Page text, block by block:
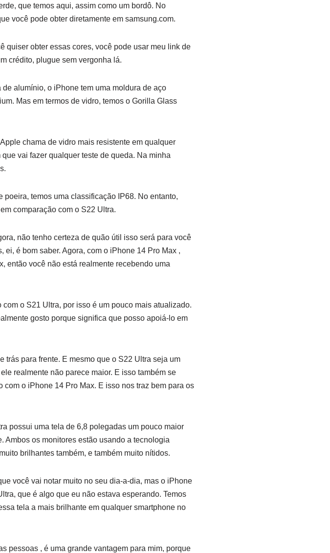
que temos aqui, assim como um bordô. No
você pode obter diretamente em samsung.com.
quiser obter essas cores, você pode usar meu link de
crédito, plugue sem vergonha lá.
alumínio, o iPhone tem uma moldura de aço
Mas em termos de vidro, temos o Gorilla Glass
chama de vidro mais resistente em qualquer
vai fazer qualquer teste de queda. Na minha
temos uma classificação IP68. No entanto,
comparação com o S22 Ultra.
não tenho certeza de quão útil isso será para você
é bom saber. Agora, com o iPhone 14 Pro Max ,
então você não está realmente recebendo uma
o S21 Ultra, por isso é um pouco mais atualizado.
gosto porque significa que posso apoiá-lo em
para frente. E mesmo que o S22 Ultra seja um
realmente não parece maior. E isso também se
o iPhone 14 Pro Max. E isso nos traz bem para os
possui uma tela de 6,8 polegadas um pouco maior
Ambos os monitores estão usando a tecnologia
brilhantes também, e também muito nítidos.
você vai notar muito no seu dia-a-dia, mas o iPhone
que é algo que eu não estava esperando. Temos
tela a mais brilhante em qualquer smartphone no
pessoas , é uma grande vantagem para mim, porque